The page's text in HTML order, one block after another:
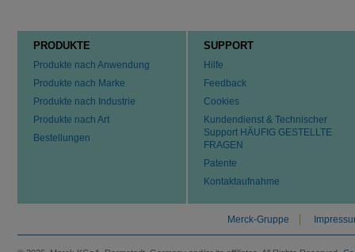
PRODUKTE
Produkte nach Anwendung
Produkte nach Marke
Produkte nach Industrie
Produkte nach Art
Bestellungen
SUPPORT
Hilfe
Feedback
Cookies
Kundendienst & Technischer
Support HÄUFIG GESTELLTE
FRAGEN
Patente
Kontaktaufnahme
Merck-Gruppe